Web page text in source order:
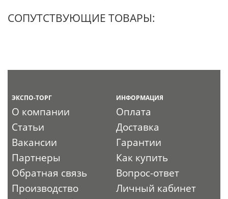
СОПУТСТВУЮЩИЕ ТОВАРЫ:
ЭКСПО-ТОРГ
О компании
Статьи
Вакансии
Партнеры
Обратная связь
Производство
ИНФОРМАЦИЯ
Оплата
Доставка
Гарантии
Как купить
Вопрос-ответ
Личный кабинет